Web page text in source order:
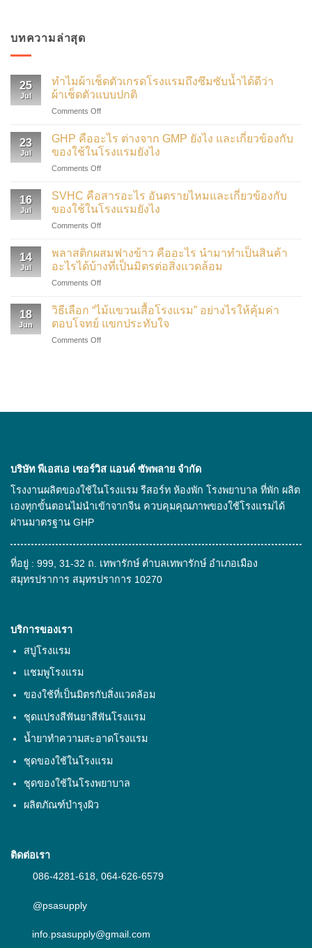
บทความล่าสุด
25
Jul
ทำไมผ้าเช็ดตัวเกรดโรงแรมถึงซึมซับน้ำได้ดีว่า
ผ้าเช็ดตัวแบบปกติ
Comments Offon
ผ้าเช็ดตัว
เกรด
โรงแรม
ถึง
น้ำ
ได้
แบบ
ปกติ
23
Jul
GHP คืออะไร ต่างจาก GMP ยังไง และเกี่ยวข้องกับ
ของใช้ในโรงแรมยังไง
Comments Offon
คือ
อะไร
ต่าง
จาก
ยัง
ไง
ของใช้
ใน
16
Jul
SVHC คือสารอะไร อันตรายไหมและเกี่ยวข้องกับ
ของใช้ในโรงแรมยังไง
Comments Offon
คือ
สาร
อะไร
อันตราย
และ
เกี่ยวข้อง
14
Jul
พลาสติกผสมฟางข้าว คืออะไร นำมาทำเป็นสินค้า
อะไรได้บ้างที่เป็นมิตรต่อสิ่งแวดล้อม
Comments Offon
ผสม
ข้าว
คือ
สินค้า
เป็น
มิตร
ต่อ
สิ่ง
18
Jun
วิธีเลือก “ไม้แขวนเสื้อโรงแรม” อย่างไรให้คุ้มค่า
ตอบโจทย์ แขกประทับใจ
Comments Offon
โรงแรม”
ตอบ
แขก
ประทับ
บริษัท พีเอสเอ เซอร์วิส แอนด์ ซัพพลาย จํากัด
โรงงานผลิตของใช้ในโรงแรม รีสอร์ท ห้องพัก โรงพยาบาล ที่พัก ผลิต
เองทุกขั้นตอนไม่นำเข้าจากจีน ควบคุมคุณภาพของใช้โรงแรมได้
ผ่านมาตรฐาน GHP
ที่อยู่ : 999, 31-32 ถ. เทพารักษ์ ตำบลเทพารักษ์ อำเภอเมือง
สมุทรปราการ สมุทรปราการ 10270
บริการของเรา
สบู่โรงแรม
แชมพูโรงแรม
ของใช้ที่เป็นมิตรกับสิ่งแวดล้อม
ชุดแปรงสีฟันยาสีฟันโรงแรม
น้ำยาทำความสะอาดโรงแรม
ชุดของใช้ในโรงแรม
ชุดของใช้ในโรงพยาบาล
ผลิตภัณฑ์บำรุงผิว
ติดต่อเรา
086-4281-618 064-626-6579
@psasupply
info.psasupply@gmail.com